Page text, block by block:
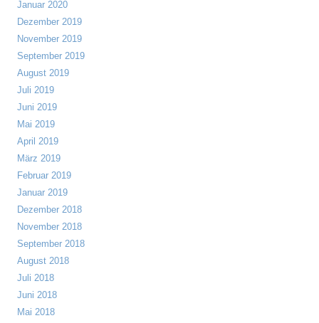
Januar 2020
Dezember 2019
November 2019
September 2019
August 2019
Juli 2019
Juni 2019
Mai 2019
April 2019
März 2019
Februar 2019
Januar 2019
Dezember 2018
November 2018
September 2018
August 2018
Juli 2018
Juni 2018
Mai 2018